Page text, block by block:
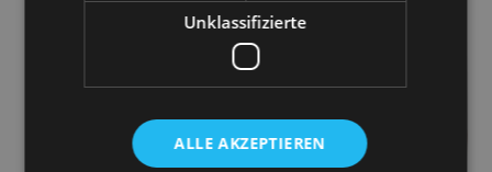
Unklassifizierte
ALLE AKZEPTIEREN